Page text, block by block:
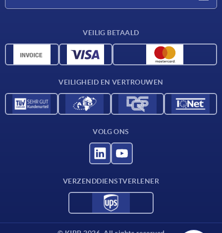
CAD-gegevens
VEILIG BETAALD
VEILIGHEID EN VERTROUWEN
VOLG ONS
VERZENDDIENSTVERLENER